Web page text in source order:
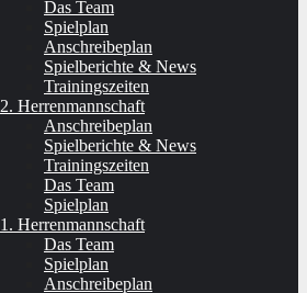
Das Team
Spielplan
Anschreibeplan
Spielberichte & News
Trainingszeiten
2. Herrenmannschaft
Anschreibeplan
Spielberichte & News
Trainingszeiten
Das Team
Spielplan
1. Herrenmannschaft
Das Team
Spielplan
Anschreibeplan